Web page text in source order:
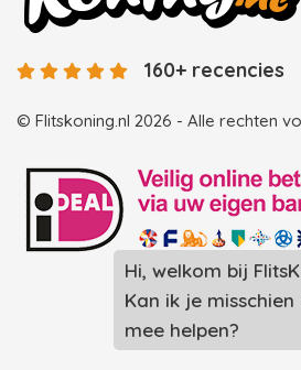
© Flitskoning.nl 2026 - Alle rechten
160+ recencies
Landingspagina overzicht
Landingspagina overzicht
Photobooth huren in Spijkenisse